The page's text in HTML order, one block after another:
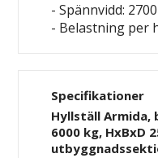
- Spännvidd:
- Belastning per
Specifikationer
Hyllställ Armida,
6000 kg, HxBxD